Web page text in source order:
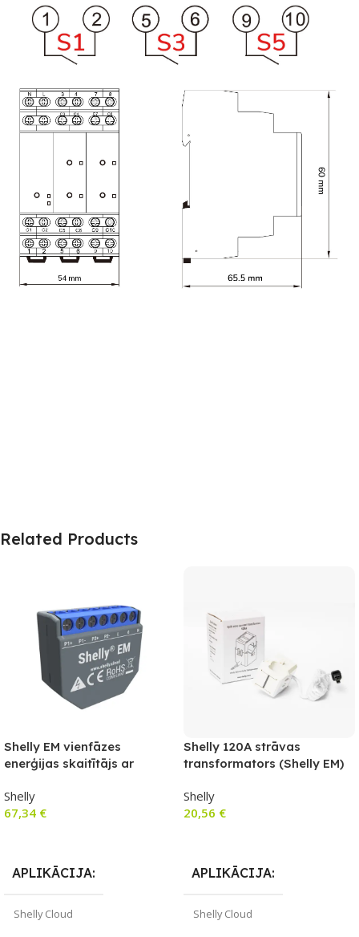
Related Products
Shelly EM vienfāzes
enerģijas skaitītājs ar
Shelly
67,34 €
APLIKĀCIJA
Shelly Cloud
Shelly 120A strāvas
transformators (Shelly EM)
Shelly
20,56 €
APLIKĀCIJA
Shelly Cloud